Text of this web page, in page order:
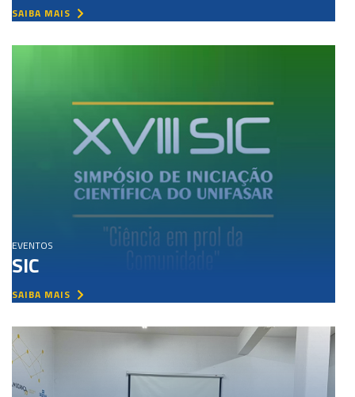
SAIBA MAIS
EVENTOS
SIC
SAIBA MAIS